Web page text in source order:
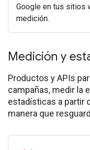
Google en tus sitios
medición.
Medición y
Productos y APIs
campañas, medir la
estadísticas a partir
manera que